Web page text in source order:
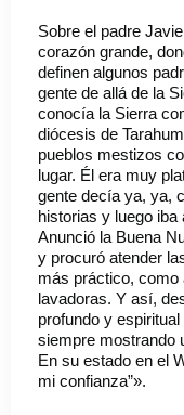
Sobre el padre
corazón grande,
definen algunos
gente de allá de la
conocía la Sierra
diócesis de
pueblos mestizos
lugar. Él era muy
gente decía ya, ya,
historias y luego
Anunció la Buena
y procuró atender
más práctico, como
lavadoras. Y así,
profundo y
siempre mostrando
En su estado en el
mi confianza”».